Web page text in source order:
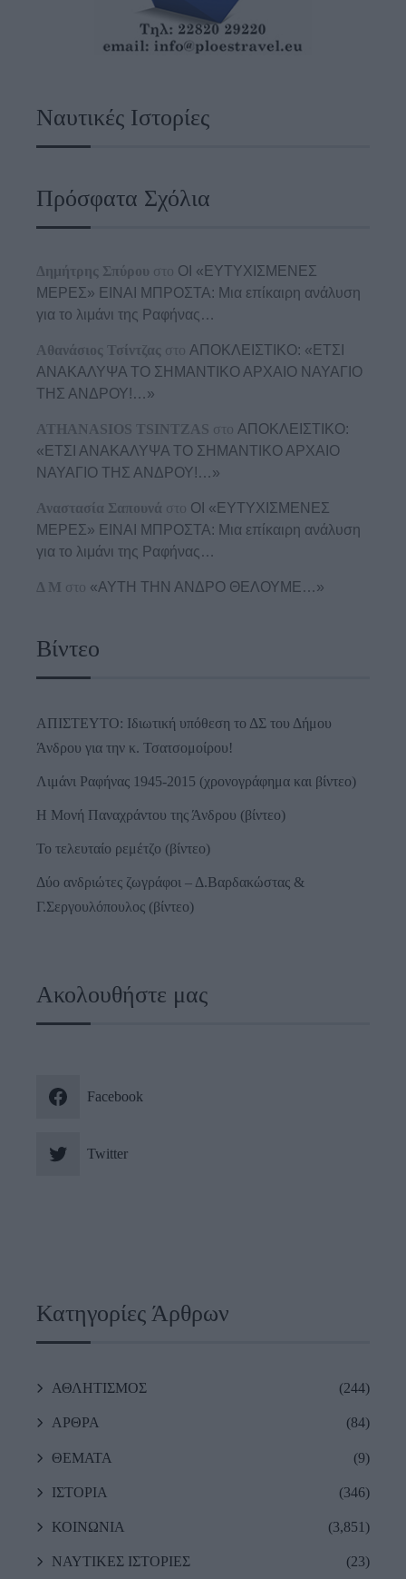
Ναυτικές Ιστορίες
Πρόσφατα Σχόλια
Δημήτρης Σπύρου στο ΟΙ «ΕΥΤΥΧΙΣΜΕΝΕΣ
ΜΕΡΕΣ» ΕΙΝΑΙ ΜΠΡΟΣΤΑ: Μια επίκαιρη ανάλυση
για το λιμάνι της Ραφήνας…
Αθανάσιος Τσίντζας στο ΑΠΟΚΛΕΙΣΤΙΚΟ: «ΕΤΣΙ
ΑΝΑΚΑΛΥΨΑ ΤΟ ΣΗΜΑΝΤΙΚΟ ΑΡΧΑΙΟ ΝΑΥΑΓΙΟ
ΤΗΣ ΑΝΔΡΟΥ!…»
ATHANASIOS TSINTZAS στο ΑΠΟΚΛΕΙΣΤΙΚΟ:
«ΕΤΣΙ ΑΝΑΚΑΛΥΨΑ ΤΟ ΣΗΜΑΝΤΙΚΟ ΑΡΧΑΙΟ
ΝΑΥΑΓΙΟ ΤΗΣ ΑΝΔΡΟΥ!…»
Αναστασία Σαπουνά στο ΟΙ «ΕΥΤΥΧΙΣΜΕΝΕΣ
ΜΕΡΕΣ» ΕΙΝΑΙ ΜΠΡΟΣΤΑ: Μια επίκαιρη ανάλυση
για το λιμάνι της Ραφήνας…
Δ Μ στο «ΑΥΤΗ ΤΗΝ ΑΝΔΡΟ ΘΕΛΟΥΜΕ…»
Βίντεο
ΑΠΙΣΤΕΥΤΟ: Ιδιωτική υπόθεση το ΔΣ του Δήμου
Άνδρου για την κ. Τσατσομοίρου!
Λιμάνι Ραφήνας 1945-2015 (χρονογράφημα και βίντεο)
Η Μονή Παναχράντου της Άνδρου (βίντεο)
Το τελευταίο ρεμέτζο (βίντεο)
Δύο ανδριώτες ζωγράφοι – Δ.Βαρδακώστας &
Γ.Σεργουλόπουλος (βίντεο)
Ακολουθήστε μας
Facebook
Twitter
Κατηγορίες Άρθρων
ΑΘΛΗΤΙΣΜΟΣ (244)
ΑΡΘΡΑ (84)
ΘΕΜΑΤΑ (9)
ΙΣΤΟΡΙΑ (346)
ΚΟΙΝΩΝΙΑ (3,851)
ΝΑΥΤΙΚΕΣ ΙΣΤΟΡΙΕΣ (23)